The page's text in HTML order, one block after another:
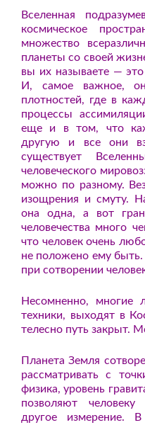
Вселенная
космическое
множество
планеты со своей
вы их называете —
И, самое важное,
плотностей, где в
процессы
еще и в том, что
другую и все они
существует
человеческого
можно по разному.
изощрения и смуту.
она одна, а вот
человечества много
что человек очень
не положено ему быть.
при сотворении
Несомненно, многие
техники, выходят в
телесно путь закрыт.
Планета Земля
рассматривать с
физика, уровень
позволяют
другое измерение.